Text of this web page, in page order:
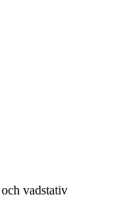
vadstativ